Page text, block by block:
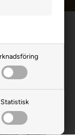
Statistisk
Tillverkad av
Lätt